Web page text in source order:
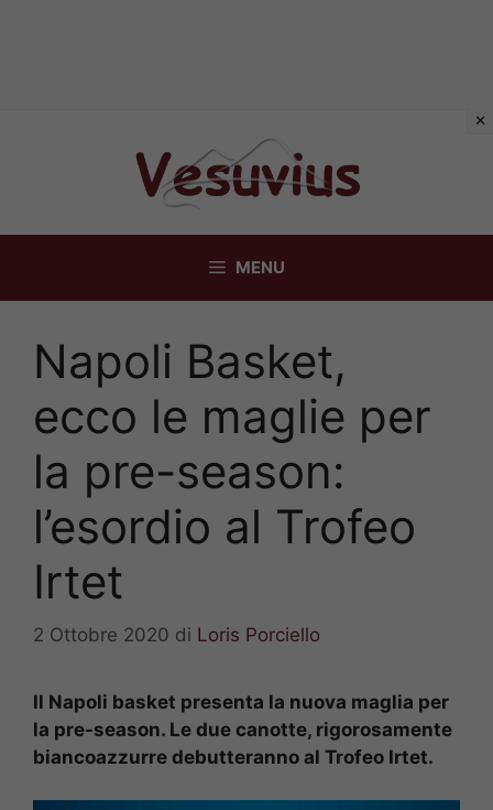
MENU
Napoli Basket,
ecco le maglie per
la pre-season:
l’esordio al Trofeo
Irtet
2 Ottobre 2020 di Loris Porciello
Il Napoli basket presenta la nuova maglia per
la pre-season. Le due canotte, rigorosamente
biancoazzurre debutteranno al Trofeo Irtet.